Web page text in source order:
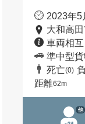
2023年5
大和高
車両相
準中型
死亡(0)
距離62m
他